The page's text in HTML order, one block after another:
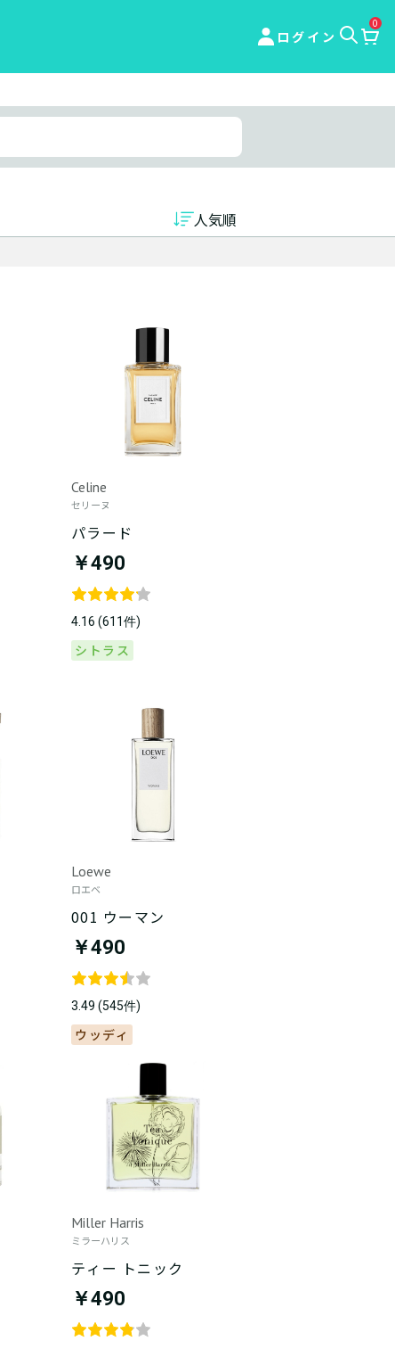
ログイン
0
人気順
Celine
セリーヌ
パラード
￥490
4.16 (611件)
シトラス
Loewe
ロエベ
001 ウーマン
￥490
3.49 (545件)
ウッディ
Miller Harris
ミラーハリス
ティー トニック
￥490